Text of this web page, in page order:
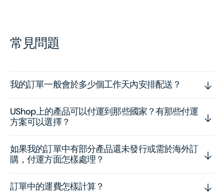
常見問題
我的訂單一般會於多少個工作天內安排配送？
UShop上的產品可以付運到那些國家？有那些付運
方案可以選擇？
如果我的訂單中有部分產品還未發行或需於海外訂
購，付運方面怎樣處理？
訂單中的運費怎樣計算？